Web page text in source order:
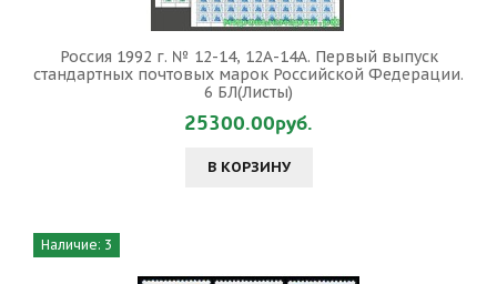
Россия 1992 г. № 12-14, 12А-14А. Первый выпуск
стандартных почтовых марок Российской Федерации.
6 БЛ(Листы)
25300.00руб.
В КОРЗИНУ
Наличие: 3